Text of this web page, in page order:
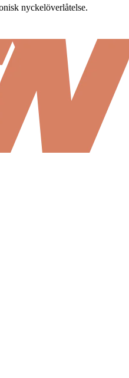
nyckelöverlåtelse.